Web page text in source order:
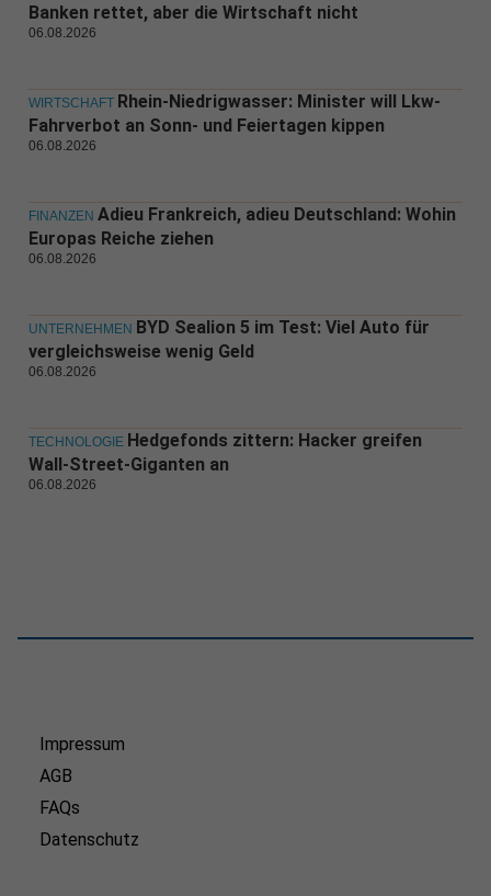
Banken rettet, aber die Wirtschaft nicht
06.08.2026
WIRTSCHAFT Rhein-Niedrigwasser: Minister will Lkw-
Fahrverbot an Sonn- und Feiertagen kippen
06.08.2026
FINANZEN Adieu Frankreich, adieu Deutschland: Wohin
Europas Reiche ziehen
06.08.2026
UNTERNEHMEN BYD Sealion 5 im Test: Viel Auto für
vergleichsweise wenig Geld
06.08.2026
TECHNOLOGIE Hedgefonds zittern: Hacker greifen
Wall-Street-Giganten an
06.08.2026
Impressum
AGB
FAQs
Datenschutz